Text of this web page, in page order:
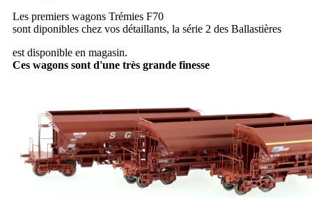
Les premiers wagons Trémies F70
sont diponibles chez vos détaillants, la série 2 des Ballastières
est disponible en magasin.
Ces wagons sont d'une très grande finesse